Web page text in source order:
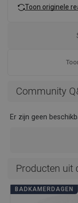
Toon originele
Community
Er zijn geen
Producten uit
BADKAMERDAGEN